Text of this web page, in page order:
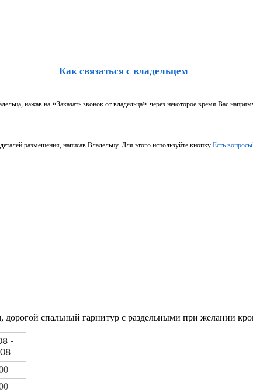
Как связаться с владельцем
нажав на «Заказать звонок от владельца» через некоторое время Вас
размещения, написав Владельцу. Для этого используйте кнопку Есть
спальный гарнитур с раздельными при желании
-